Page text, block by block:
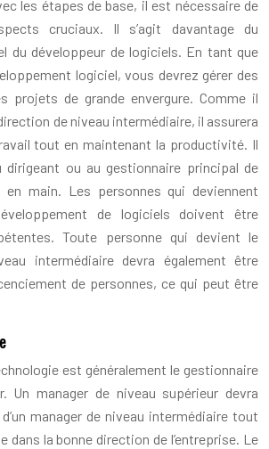
les étapes de base, il est nécessaire de
cruciaux. Il s’agit davantage du
du développeur de logiciels. En tant que
logiciel, vous devrez gérer des
projets de grande envergure. Comme il
de niveau intermédiaire, il assurera
tout en maintenant la productivité. Il
dirigeant ou au gestionnaire principal de
en main. Les personnes qui deviennent
de logiciels doivent être
Toute personne qui devient le
intermédiaire devra également être
de personnes, ce qui peut être
est généralement le gestionnaire
Un manager de niveau supérieur devra
manager de niveau intermédiaire tout
dans la bonne direction de l’entreprise. Le